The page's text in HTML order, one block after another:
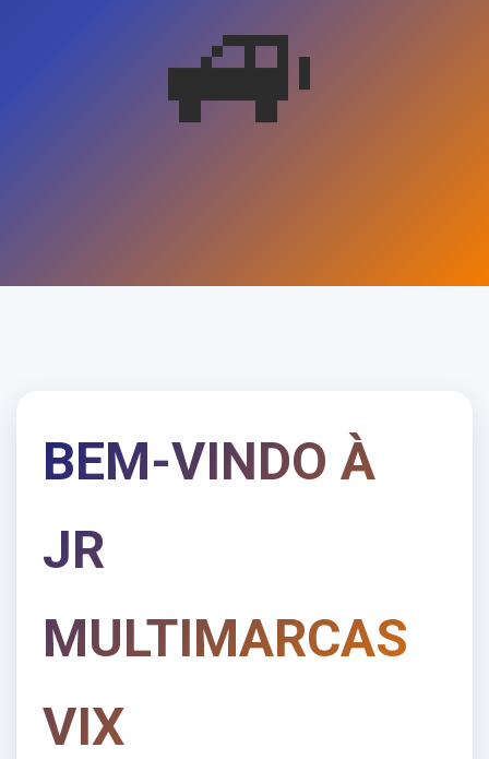
🚙
BEM-VINDO À
JR
MULTIMARCAS
VIX